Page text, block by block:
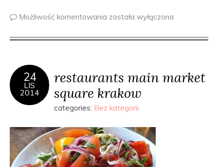
Możliwość komentowania została wyłączona
24
LIS
2014
restaurants main market
square krakow
categories: Bez kategorii